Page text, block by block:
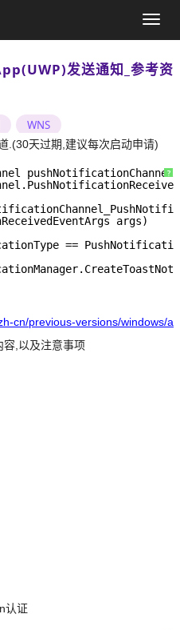
章
发送通知_参考资
WNS
.(30天过期,建议每次启动申请)
?
args)
==
cn/previous-versions/windows/a
容,以及注意事项
认证